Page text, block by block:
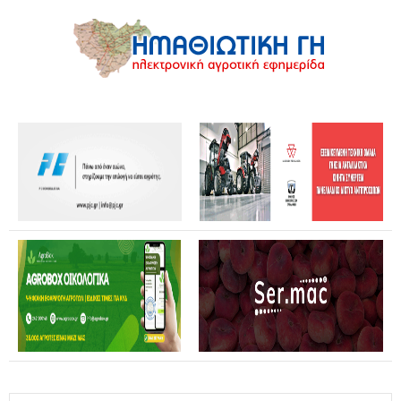
Θανάσης Καββαδάς: Θωρακίζεται όλη η χώρα απέναντι